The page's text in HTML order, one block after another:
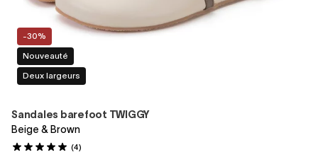
-30%
Nouveauté
Deux largeurs
Sandales barefoot TWIGGY
Beige & Brown
(4)